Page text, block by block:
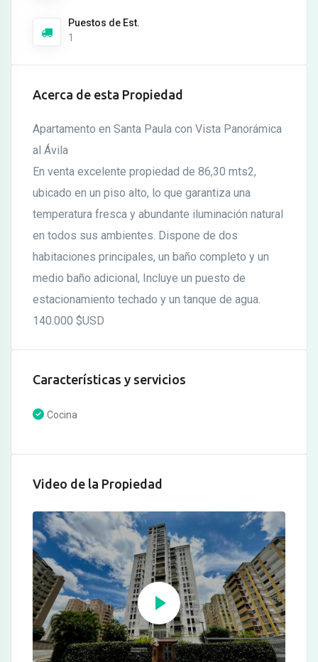
Puestos de Est.
1
Acerca de esta Propiedad
Apartamento en Santa Paula con Vista Panorámica
al Ávila
En venta excelente propiedad de 86,30 mts2,
ubicado en un piso alto, lo que garantiza una
temperatura fresca y abundante iluminación natural
en todos sus ambientes. Dispone de dos
habitaciones principales, un baño completo y un
medio baño adicional, Incluye un puesto de
estacionamiento techado y un tanque de agua.
140.000 $USD
Características y servicios
Cocina
Video de la Propiedad